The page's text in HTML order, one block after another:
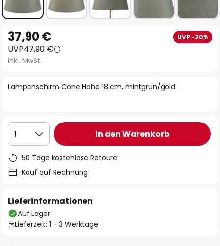
Anfang
der
Bildgalerie
Lampenschirm Cone Höhe 18 cm, mintgrün/gold
37,90 € UVP -20%
UVP47,90 €
inkl. MwSt.
1 In den Warenkorb
50 Tage kostenlose Retoure
Kauf auf Rechnung
Lieferinformationen
Auf Lager
Lieferzeit: 1 - 3 Werktage